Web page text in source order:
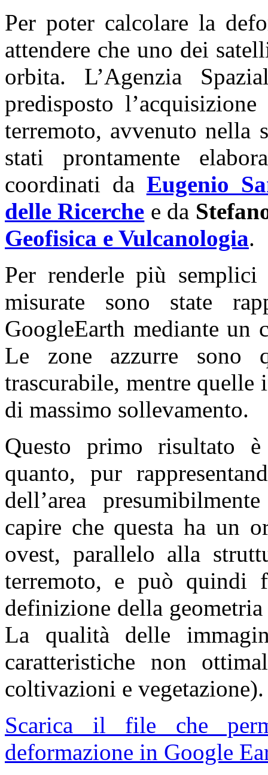
Per poter calcolare la
attendere che uno dei
orbita. L’Agenzia
predisposto
terremoto, avvenuto nella
stati prontamente
coordinati da Eugenio
delle Ricerche e da
Geofisica e Vulcanologia.
Per renderle più
misurate sono state
GoogleEarth mediante
Le zone azzurre sono
trascurabile, mentre
di massimo sollevamento.
Questo primo risultato è
quanto, pur
dell’area
capire che questa ha un
ovest, parallelo alla
terremoto, e può quindi
definizione della
La qualità delle
caratteristiche non
coltivazioni e vegetazione).
Scarica il file che
deformazione in Google